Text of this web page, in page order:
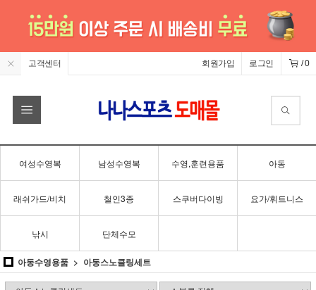
고객센터 /0
로그인
회원가입
여성수영복 남성수영복 수영,훈련용품 아동
래쉬가드/비치 철인3종 스쿠버다이빙 요가/휘트니스
낚시 단체수모
아동수영용품 아동스노클링세트